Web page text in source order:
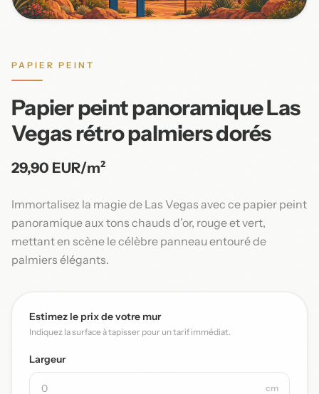
PAPIER PEINT
Papier peint panoramique Las
Vegas rétro palmiers dorés
29,90 EUR/m²
Immortalisez la magie de Las Vegas avec ce papier peint
panoramique aux tons chauds d’or, rouge et vert,
mettant en scène le célèbre panneau entouré de
palmiers élégants.
Estimez le prix de votre mur
Indiquez la surface à tapisser pour un tarif immédiat.
Largeur
cm